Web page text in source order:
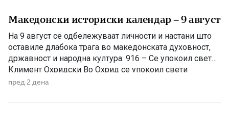
Македонски историски календар – 9 август
На 9 август се одбележуваат личности и настани што
оставиле длабока трага во македонската духовност,
државност и народна култура. 916 – Се упокоил свети
Климент Охридски Во Охрид се упокоил свети
Климент Охридски, еден од најзначајните ученици на
Охридската книжевна школа и патрон на
пред 2 дена